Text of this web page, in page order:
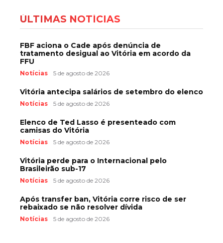
ÚLTIMAS NOTÍCIAS
FBF aciona o Cade após denúncia de
tratamento desigual ao Vitória em acordo da
FFU
Notícias 5 de agosto de 2026
Vitória antecipa salários de setembro do elenco
Notícias 5 de agosto de 2026
Elenco de Ted Lasso é presenteado com
camisas do Vitória
Notícias 5 de agosto de 2026
Vitória perde para o Internacional pelo
Brasileirão sub-17
Notícias 5 de agosto de 2026
Após transfer ban, Vitória corre risco de ser
rebaixado se não resolver dívida
Notícias 5 de agosto de 2026